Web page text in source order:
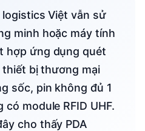
minh hoặc máy tính
hợp ứng dụng quét
thiết bị thương mại
sốc, pin không đủ 1
module RFID UHF.
cho thấy PDA